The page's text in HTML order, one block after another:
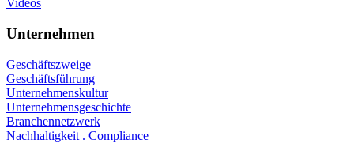
Videos
Unternehmen
Geschäftszweige
Geschäftsführung
Unternehmenskultur
Unternehmensgeschichte
Branchennetzwerk
Nachhaltigkeit . Compliance